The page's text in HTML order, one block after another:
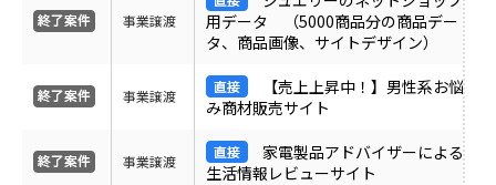
事業譲渡
用データ （5000商品分の商品デー
タ、商品画像、サイトデザイン）
事業譲渡
【売上上昇中！】男性系お悩
み商材販売サイト
事業譲渡
家電製品アドバイザーによる
生活情報レビューサイト